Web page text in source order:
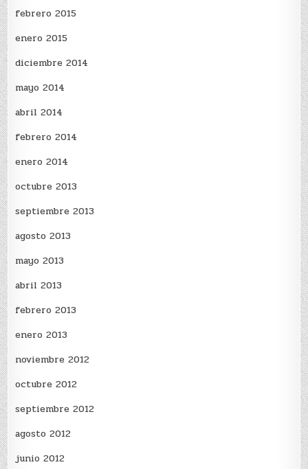
febrero 2015
enero 2015
diciembre 2014
mayo 2014
abril 2014
febrero 2014
enero 2014
octubre 2013
septiembre 2013
agosto 2013
mayo 2013
abril 2013
febrero 2013
enero 2013
noviembre 2012
octubre 2012
septiembre 2012
agosto 2012
junio 2012